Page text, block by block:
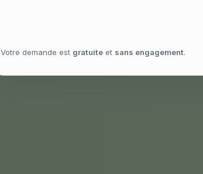
Votre demande est gratuite et sans engagement.